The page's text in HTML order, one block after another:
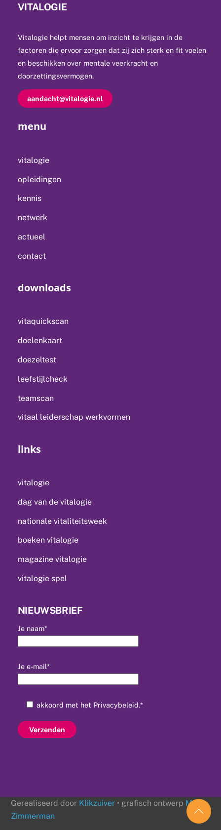
VITALOGIE
Vitalogie helpt mensen om inzicht te krijgen in de
factoren die ervoor zorgen dat zij zich sterk en fit voelen
en beschikken over mentale veerkracht en
doorzettingsvermogen.
aandacht@vitalogie.nl
menu
vitalogie
opleidingen
kennis
netwerk
actueel
contact
downloads
vitaquickscan
doelenkaart
doezeltest
leefstijlcheck
teamscan
vitaal leiderschap werkvormen
links
vitalogie
dag van de vitalogie
nationale vitaliteitsweek
boeken vitalogie
magazine vitalogie
vitalogie spel
NIEUWSBRIEF
Je naam*
Je e-mail*
akkoord met het Privacybeleid.*
Gerealiseerd door Klikzuiver • grafisch ontwerp Mr
Zimmerman